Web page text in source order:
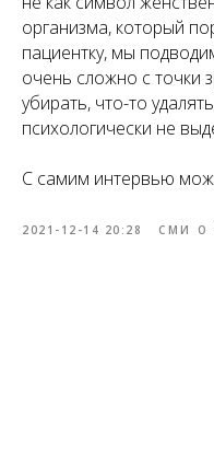
организма, который
пациентку, мы
очень сложно с точки
убирать, что-то
психологически не
С самим интервью
2021-12-14 20:28 СМИ О